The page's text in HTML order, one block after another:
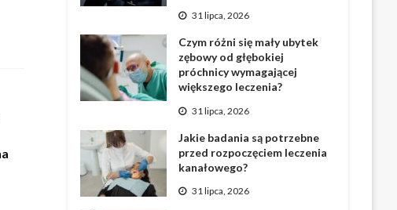
31 lipca, 2026
Czym różni się mały ubytek
zębowy od głębokiej
próchnicy wymagającej
większego leczenia?
31 lipca, 2026
Jakie badania są potrzebne
przed rozpoczęciem leczenia
kanałowego?
31 lipca, 2026